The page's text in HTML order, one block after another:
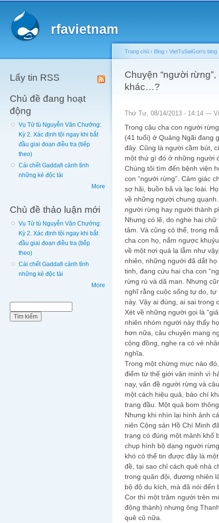
rfavietnam
Lấy tin RSS
Chủ đề đang hoạt
động
Vụ Tử tù Nguyễn Văn Chưởng:
Kỳ 2. Xác định tội ngay khi bắt
đầu giai đoạn điều tra (tiếp
theo)
Cái chết Gaddafi cảnh tỉnh
những kẻ độc tài
More
Chủ đề thảo luận mới
Vụ Tử tù Nguyễn Văn Chưởng:
Kỳ 2. Xác định tội ngay khi bắt
đầu giai đoạn điều tra (tiếp
theo)
Cái chết Gaddafi cảnh tỉnh
những kẻ độc tài
More
You are here
Trang chủ › Blog › VietTuSaiGon's blog
Chuyện “người
khác…?
Thứ Tư, 08/14/2013 - 14:14 —
Trong câu cha con người
(41 tuổi) ở Quảng Ngãi đang
đây. Cũng là người cầm bút,
một thứ gì đó ở những người
Chúng tôi tìm đến bệnh viện
con “người rừng”. Cảm giác
sợ hãi, buồn bã và lạc loài.
về những người chung
người rừng hay người thành
Nhưng có lẽ, do nghe hai
tâm. Và cũng có thể, trong
cha con họ, nắm ngược
về một nơi quá lạ lẫm như
nhiên, những người đã dắt
tinh, đang cứu hai cha con
rừng rú và dã man. Nhưng
nghĩ rằng cuộc sống tự do,
này. Vậy ai đúng, ai sai trong
Xét về những người gọi là
nhiên nhóm người này thấy
hơn nữa, câu chuyện mang
cộng đồng, nghe ra có vẻ
nghĩa.
Trong một chừng mực nào
điểm từ thế giới văn minh vì
nay, vấn đề người rừng và
một cách hiệu quả, báo chí
trang đầu. Một quả bom
Nhưng khi nhìn lại hình ảnh
niên Cộng sản Hồ Chí Minh
trạng có đúng một mảnh khố
chụp hình bộ dạng người
khó có thể tin được đây là
đề, tại sao chỉ cách quê nhà
trong quân đội, đương nhiên
bộ độ du kích, mà đã nói
Cor thì một trăm người trên
động thành) nhưng ông
quê cũ nữa.